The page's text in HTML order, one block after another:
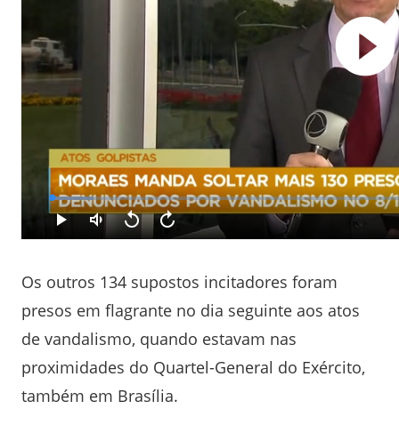
Os outros 134 supostos incitadores foram
presos em flagrante no dia seguinte aos atos
de vandalismo, quando estavam nas
proximidades do Quartel-General do Exército,
também em Brasília.